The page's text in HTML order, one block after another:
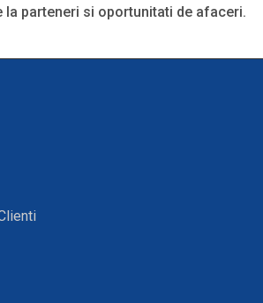
la parteneri si oportunitati de afaceri.